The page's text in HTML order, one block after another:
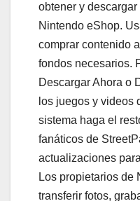
obtener y descargar
Nintendo eShop.
comprar contenido
fondos necesarios.
Descargar Ahora o
los juegos y videos
sistema haga el
fanáticos de
actualizaciones
Los propietarios de
transferir fotos,